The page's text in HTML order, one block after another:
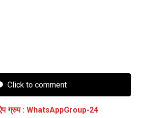
Click to comment
ग्रुप : WhatsAppGroup-24